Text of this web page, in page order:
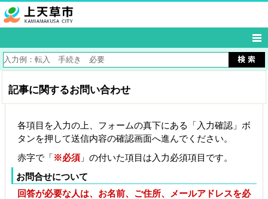
記事に関するお問い合わせ
各項目を入力の上、フォームの真下にある「入力確認」ボ
タンを押して送信内容の確認画面へ進んでください。
赤字で「※必須 」の付いた項目は入力必須項目です。
お問合せについて
回答が必要な人は、お名前、ご住所、メールアドレスを必